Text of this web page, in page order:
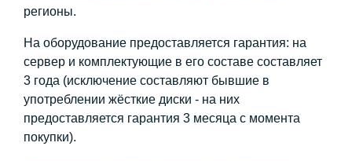
регионы.
На оборудование предоставляется гарантия: на
сервер и комплектующие в его составе составляет
3 года (исключение составляют бывшие в
употреблении жёсткие диски - на них
предоставляется гарантия 3 месяца с момента
покупки).